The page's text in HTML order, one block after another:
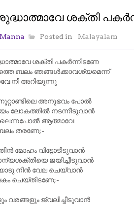
ശക്തി
Manna Posted in Malayalam
ശക്തി പകർന്നിടണേ
ബലം ഞങ്ങൾക്കാവശ്യമെന്ന്
നീ അറിയുന്നു
അനുഭവം പോൽ
ലോകത്തിൽ നടന്നീടുവാൻ
ആത്മാവേ
തരണേ;-
മോഹം വിട്ടോടിടുവാൻ
ജയിച്ചീടുവാൻ
നിൻ വേല ചെയ്‌വാൻ
ചെയ്തിടണേ;-
വരങ്ങളും ജ്വലിച്ചീടുവാൻ